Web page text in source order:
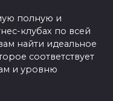
полную и
клубах по всей
найти идеальное
соответствует
и уровню